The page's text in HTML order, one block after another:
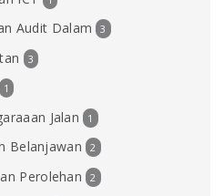
Audit Dalam 3
3
1
Jalan 1
Belanjawan 2
Perolehan 2